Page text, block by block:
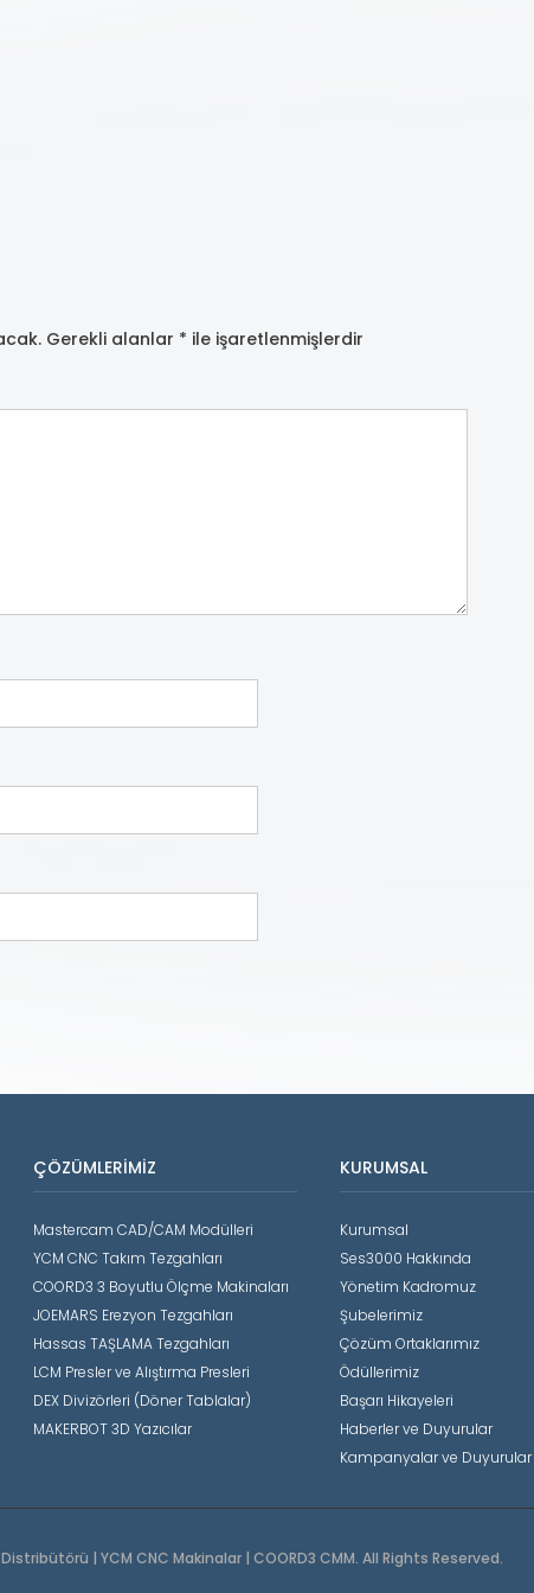
Gerekli alanlar * ile işaretlenmişlerdir
ÇÖZÜMLERIMIZ
Mastercam CAD/CAM Modülleri
YCM CNC Takım Tezgahları
COORD3 3 Boyutlu Ölçme Makinaları
JOEMARS Erezyon Tezgahları
Hassas TAŞLAMA Tezgahları
LCM Presler ve Alıştırma Presleri
DEX Divizörleri (Döner Tablalar)
MAKERBOT 3D Yazıcılar
KURUMSAL
Kurumsal
Ses3000 Hakkında
Yönetim Kadromuz
Şubelerimiz
Çözüm Ortaklarımız
Ödüllerimiz
Başarı Hikayeleri
Haberler ve Duyurular
Kampanyalar ve Duyurular
| YCM CNC Makinalar | COORD3 CMM. All Rights Reserved.